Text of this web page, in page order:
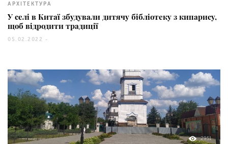
АРХІТЕКТУРА
У селі в Китаї збудували дитячу бібліотеку з кипарису,
щоб відродити традиції
05.02.2022 -
2951